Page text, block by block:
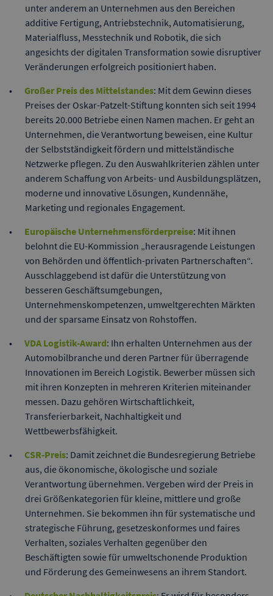
unter anderem an Unternehmen aus den Bereichen
additive Fertigung, Antriebstechnik, Automatisierung,
Materialfluss, Messtechnik und Robotik, die sich
angesichts der digitalen Transformation sowie disruptiver
Veränderungen erfolgreich positioniert haben.
Großer Preis des Mittelstandes: Mit dem Gewinn dieses
Preises der Oskar-Patzelt-Stiftung konnten sich seit 1994
bereits 20.000 Betriebe einen Namen machen. Er geht an
Unternehmen, die Verantwortung beweisen, eine Kultur
der Selbstständigkeit fördern und mittelständische
Netzwerke pflegen. Zu den Auswahlkriterien zählen unter
anderem Schaffung von Arbeits- und Ausbildungsplätzen,
moderne und innovative Lösungen, Kundennähe,
Marketing und regionales Engagement.
Europäische Unternehmensförderpreise: Mit ihnen
belohnt die EU-Kommission „herausragende Leistungen
von Behörden und öffentlich-privaten Partnerschaften“.
Ausschlaggebend ist dafür die Unterstützung von
besseren Geschäftsumgebungen,
Unternehmenskompetenzen, umweltgerechten Märkten
und der sparsame Einsatz von Rohstoffen.
VDA Logistik-Award: Ihn erhalten Unternehmen aus der
Automobilbranche und deren Partner für überragende
Innovationen im Bereich Logistik. Bewerber müssen sich
mit ihren Konzepten in mehreren Kriterien miteinander
messen. Dazu gehören Wirtschaftlichkeit,
Transferierbarkeit, Nachhaltigkeit und
Wettbewerbsfähigkeit.
CSR-Preis: Damit zeichnet die Bundesregierung Betriebe
aus, die ökonomische, ökologische und soziale
Verantwortung übernehmen. Vergeben wird der Preis in
drei Größenkategorien für kleine, mittlere und große
Unternehmen. Sie bekommen ihn für systematische und
strategische Führung, gesetzeskonformes und faires
Verhalten, soziales Verhalten gegenüber den
Beschäftigten sowie für umweltschonende Produktion
und Förderung des Gemeinwesens an ihrem Standort.